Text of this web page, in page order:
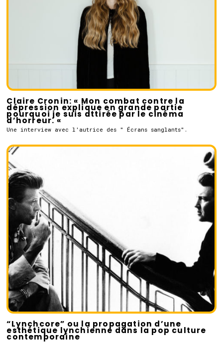
Claire Cronin: « Mon combat contre la
dépression explique en grande partie
pourquoi je suis attirée par le cinéma
d’horreur. «
Une interview avec l'autrice des " Écrans sanglants".
“Lynchcore” ou la propagation d’une
esthétique lynchienne dans la pop culture
contemporaine